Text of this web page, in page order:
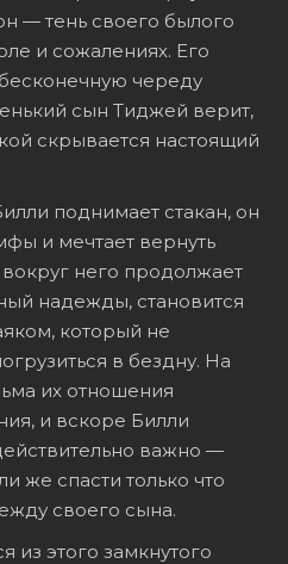
— тень своего былого
и сожалениях. Его
череду
сын Тиджей верит,
скрывается настоящий
поднимает стакан, он
и мечтает вернуть
него продолжает
надежды, становится
который не
в бездну. На
их отношения
и вскоре Билли
важно —
же спасти только что
своего сына.
из этого замкнутого